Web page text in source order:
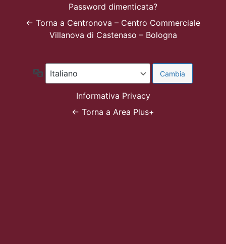
Password dimenticata?
← Torna a Centronova – Centro Commerciale
Villanova di Castenaso – Bologna
Lingua
Informativa Privacy
← Torna a Area Plus+